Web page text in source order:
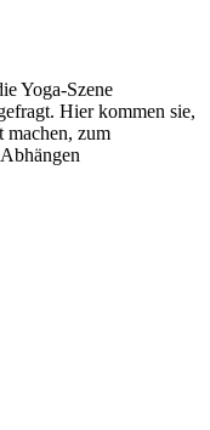
Yoga-Szene
Hier kommen sie,
machen, zum